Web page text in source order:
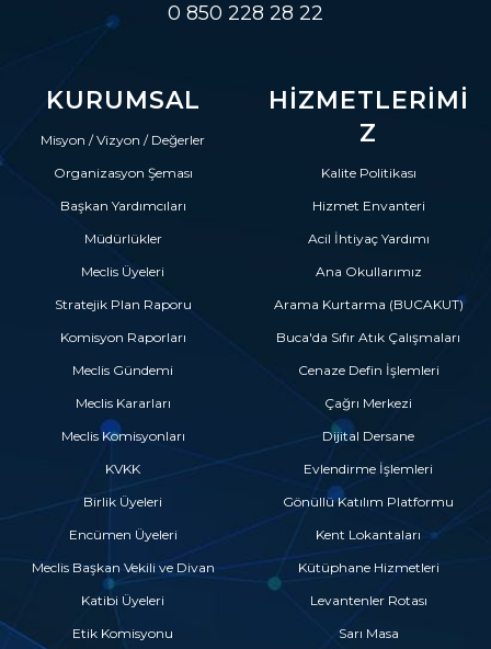
0 850 228 28 22
KURUMSAL
Misyon / Vizyon / Değerler
Organizasyon Şeması
Başkan Yardımcıları
Müdürlükler
Meclis Üyeleri
Stratejik Plan Raporu
Komisyon Raporları
Meclis Gündemi
Meclis Kararları
Meclis Komisyonları
KVKK
Birlik Üyeleri
Encümen Üyeleri
Meclis Başkan Vekili ve Divan
Katibi Üyeleri
Etik Komisyonu
HIZMETLERIMI
Z
Kalite Politikası
Hizmet Envanteri
Acil İhtiyaç Yardımı
Ana Okullarımız
Arama Kurtarma (BUCAKUT)
Buca'da Sıfır Atık Çalışmaları
Cenaze Defin İşlemleri
Çağrı Merkezi
Dijital Dersane
Evlendirme İşlemleri
Gönüllü Katılım Platformu
Kent Lokantaları
Kütüphane Hizmetleri
Levantenler Rotası
Sarı Masa